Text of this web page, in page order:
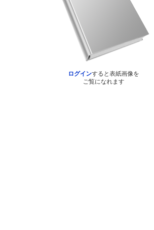
ログインすると表紙画像を
ご覧になれます